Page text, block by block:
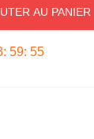
AU PANIER
: 59: 54